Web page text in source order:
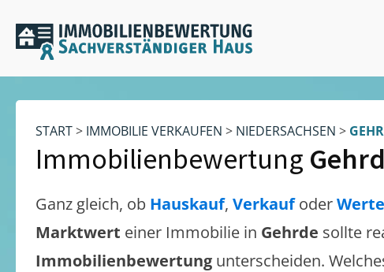
START> IMMOBILIE VERKAUFEN > NIEDERSACHSEN >
Immobilienbewertung
Ganz gleich, ob Hauskauf, Verkaufoder
Marktwert einer Immobilie in Gehrde sollte
Immobilienbewertung unterscheiden.